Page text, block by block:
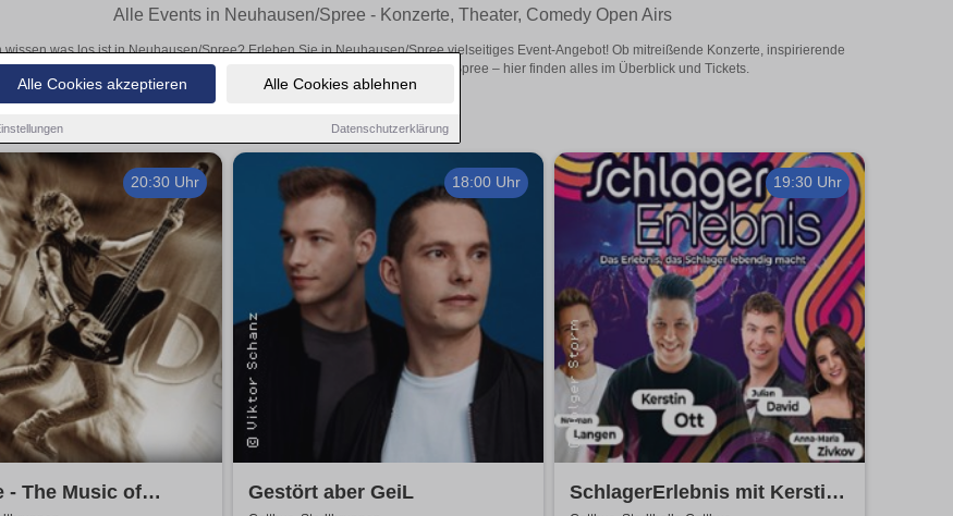
Alle Cookies akzeptieren Alle Cookies ablehnen
Datenschutzerklärung
Alle Events in Neuhausen/Spree - Konzerte, Theater, Comedy Open Airs
wissen was los ist in Neuhausen/Spree? Erleben Sie in Neuhausen/Spree vielseitiges Event-Angebot! Ob mitreißende Konzerte, inspirierende
Theateraufführungen oder aufregende Veranstaltungen in Neuhausen/Spree – hier finden alles im Überblick und Tickets.
20:30 Uhr
- The Music of
18:00 Uhr
Gestört aber GeiL
19:30 Uhr
SchlagerErlebnis mit Kerstin